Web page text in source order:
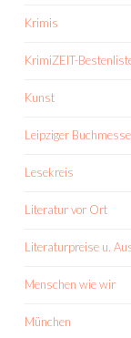
Krimis
KrimiZEIT-
Kunst
Leipziger Buchmesse
Lesekreis
Literatur vor Ort
Literaturpreise u.
Menschen wie wir
München